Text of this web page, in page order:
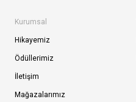
Kurumsal
Hikayemiz
Ödüllerimiz
İletişim
Mağazalarımız